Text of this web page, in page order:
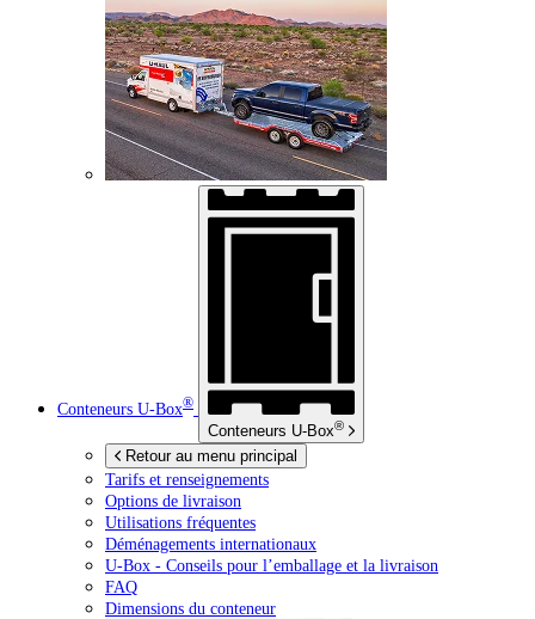
Conteneurs U-Box®
Conteneurs U-Box®
Retour au menu principal
Tarifs et renseignements
Options de livraison
Utilisations fréquentes
Déménagements internationaux
U-Box - Conseils pour l’emballage et la livraison
FAQ
Dimensions du conteneur